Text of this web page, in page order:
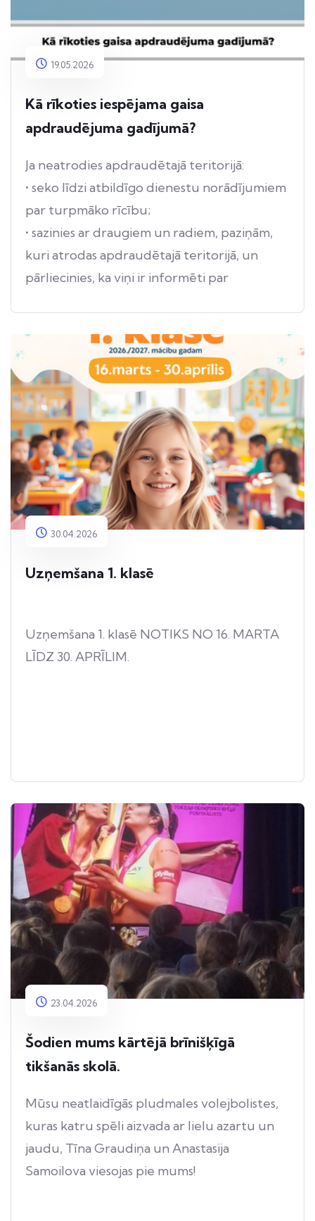
19.05.2026
Kā rīkoties iespējama gaisa
apdraudējuma gadījumā?
Ja neatrodies apdraudētajā teritorijā:
• seko līdzi atbildīgo dienestu norādījumiem
par turpmāko rīcību;
• sazinies ar draugiem un radiem, paziņām,
kuri atrodas apdraudētajā teritorijā, un
pārliecinies, ka viņi ir informēti par
30.04.2026
Uzņemšana 1. klasē
Uzņemšana 1. klasē NOTIKS NO 16. MARTA
LĪDZ 30. APRĪLIM.
23.04.2026
Šodien mums kārtējā brīnišķīgā
tikšanās skolā.
Mūsu neatlaidīgās pludmales volejbolistes,
kuras katru spēli aizvada ar lielu azartu un
jaudu, Tīna Graudiņa un Anastasija
Samoilova viesojas pie mums!